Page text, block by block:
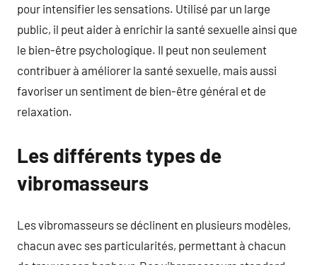
pour intensifier les sensations. Utilisé par un large
public, il peut aider à enrichir la santé sexuelle ainsi que
le bien-être psychologique. Il peut non seulement
contribuer à améliorer la santé sexuelle, mais aussi
favoriser un sentiment de bien-être général et de
relaxation.
Les différents types de
vibromasseurs
Les vibromasseurs se déclinent en plusieurs modèles,
chacun avec ses particularités, permettant à chacun